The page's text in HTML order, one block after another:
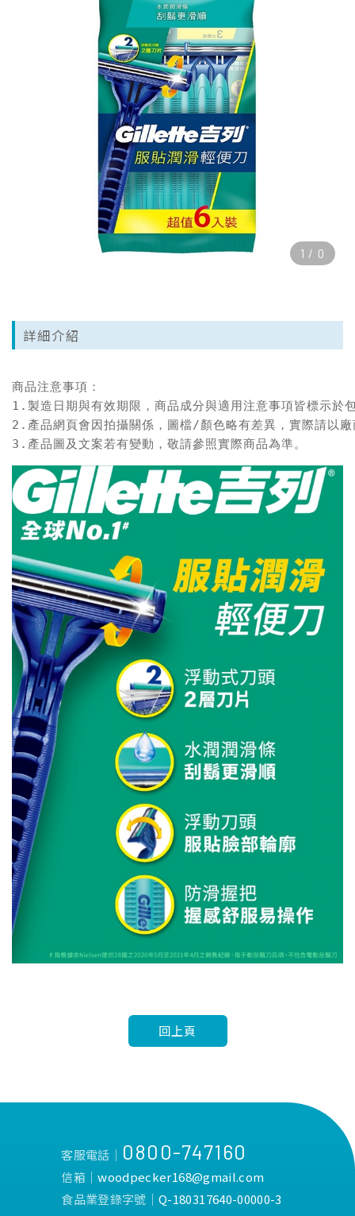
1 / 0
詳細介紹
商品注意事項：
1.製造日期與有效期限，商品成分與適用注意事項皆標示於
2.產品網頁會因拍攝關係，圖檔/顏色略有差異，實際請以
3.產品圖及文案若有變動，敬請參照實際商品為準。
回上頁
客服電話│ 0800-747160
信箱│woodpecker168@gmail.com
食品業登錄字號│Q-180317640-00000-3